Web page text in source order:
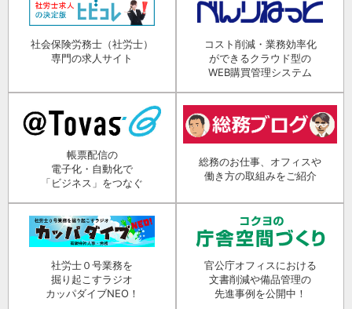
社会保険労務士（社労士）
専門の求人サイト
コスト削減・業務効率化
ができるクラウド型の
WEB購買管理システム
帳票配信の
電子化・自動化で
「ビジネス」をつなぐ
総務のお仕事、オフィスや
働き方の取組みをご紹介
社労士０号業務を
掘り起こすラジオ
カッパダイブNEO！
官公庁オフィスにおける
文書削減や備品管理の
先進事例を公開中！